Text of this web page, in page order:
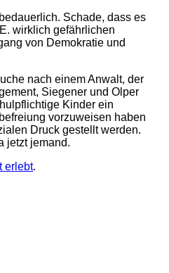
Schade, dass es
wirklich gefährlichen
von Demokratie und
nach einem Anwalt, der
Siegener und Olper
Kinder ein
vorzuweisen haben
Druck gestellt werden.
jetzt jemand.
erlebt.